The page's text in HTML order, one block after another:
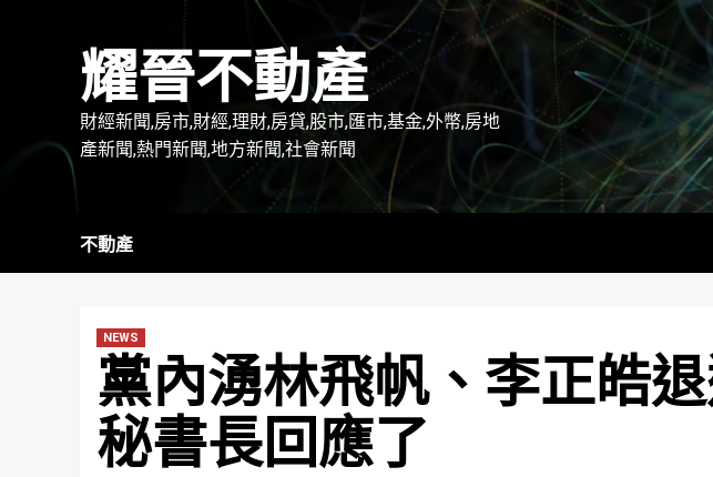
耀晉不動產
財經新聞,房市,財經,理財,房貸,股市,匯市,基金,外幣,房地
產新聞,熱門新聞,地方新聞,社會新聞
不動產
NEWS
黨內湧林飛帆、李正皓
秘書長回應了